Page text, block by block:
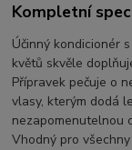
Kompletní
Účinný kondicionér
květů skvěle
Přípravek pečuje o
vlasy, kterým dodá
nezapomenutelnou
Vhodný pro